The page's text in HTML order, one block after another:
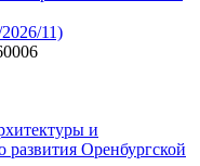
11)
и
развития Оренбургской